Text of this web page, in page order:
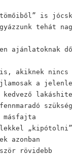
is
tehát
ajánlatoknak
akiknek
a
másfajta
azonban
rövidebb